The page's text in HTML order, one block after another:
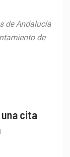
de Andalucía
de
cita